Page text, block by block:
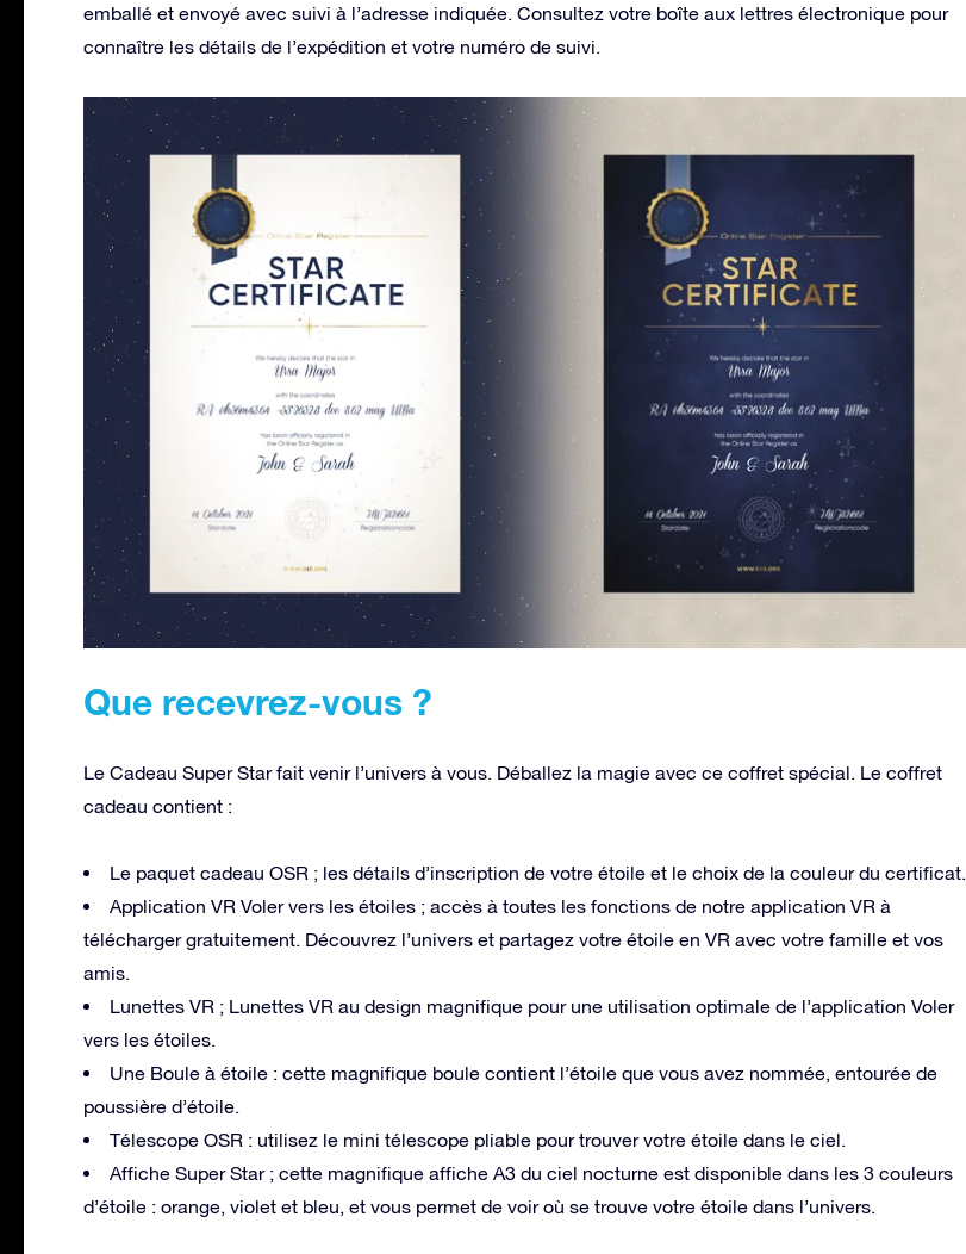
emballé et envoyé avec suivi à l’adresse indiquée. Consultez votre boîte aux lettres électronique pour
connaître les détails de l’expédition et votre numéro de suivi.
Que recevrez-vous ?
Le Cadeau Super Star fait venir l’univers à vous. Déballez la magie avec ce coffret spécial. Le coffret
cadeau contient :
Le paquet cadeau OSR ; les détails d’inscription de votre étoile et le choix de la couleur du certificat.
Application VR Voler vers les étoiles ; accès à toutes les fonctions de notre application VR à
télécharger gratuitement. Découvrez l’univers et partagez votre étoile en VR avec votre famille et vos
amis.
Lunettes VR ; Lunettes VR au design magnifique pour une utilisation optimale de l’application Voler
vers les étoiles.
Une Boule à étoile : cette magnifique boule contient l’étoile que vous avez nommée, entourée de
poussière d’étoile.
Télescope OSR : utilisez le mini télescope pliable pour trouver votre étoile dans le ciel.
Affiche Super Star ; cette magnifique affiche A3 du ciel nocturne est disponible dans les 3 couleurs
d’étoile : orange, violet et bleu, et vous permet de voir où se trouve votre étoile dans l’univers.